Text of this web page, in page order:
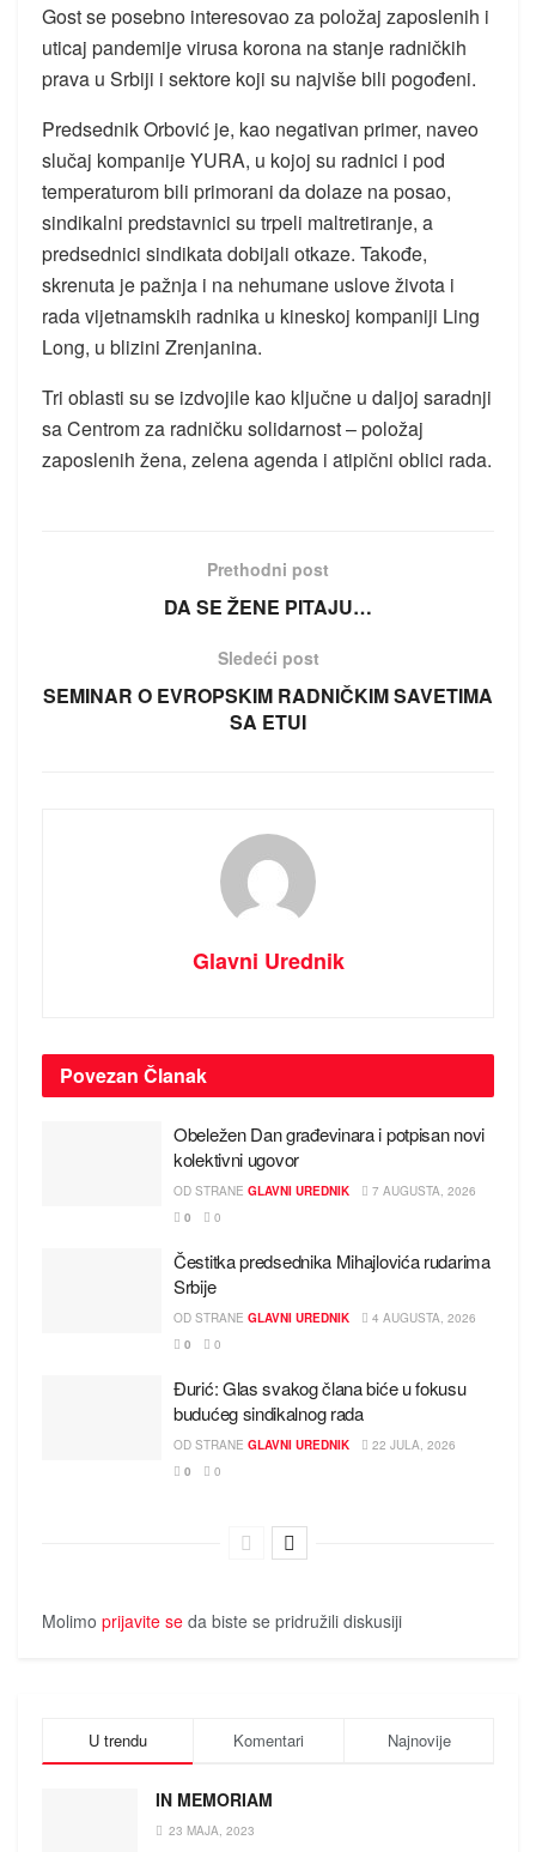
Gost se posebno interesovao za položaj zaposlenih i
uticaj pandemije virusa korona na stanje radničkih
prava u Srbiji i sektore koji su najviše bili pogođeni.
Predsednik Orbović je, kao negativan primer, naveo
slučaj kompanije YURA, u kojoj su radnici i pod
temperaturom bili primorani da dolaze na posao,
sindikalni predstavnici su trpeli maltretiranje, a
predsednici sindikata dobijali otkaze. Takođe,
skrenuta je pažnja i na nehumane uslove života i
rada vijetnamskih radnika u kineskoj kompaniji Ling
Long, u blizini Zrenjanina.
Tri oblasti su se izdvojile kao ključne u daljoj saradnji
sa Centrom za radničku solidarnost – položaj
zaposlenih žena, zelena agenda i atipični oblici rada.
Prethodni post
DA SE ŽENE PITAJU…
Sledeći post
SEMINAR O EVROPSKIM RADNIČKIM SAVETIMA
SA ETUI
Glavni Urednik
Povezan Članak
Obeležen Dan građevinara i potpisan novi
kolektivni ugovor
OD STRANE GLAVNI UREDNIK
7 AUGUSTA, 2026
0
0
Čestitka predsednika Mihajlovića rudarima
Srbije
OD STRANE GLAVNI UREDNIK
4 AUGUSTA, 2026
0
0
Đurić: Glas svakog člana biće u fokusu
budućeg sindikalnog rada
OD STRANE GLAVNI UREDNIK
22 JULA, 2026
0
0
Molimo prijavite se da biste se pridružili diskusiji
U trendu Komentari Najnovije
IN MEMORIAM
23 MAJA, 2023